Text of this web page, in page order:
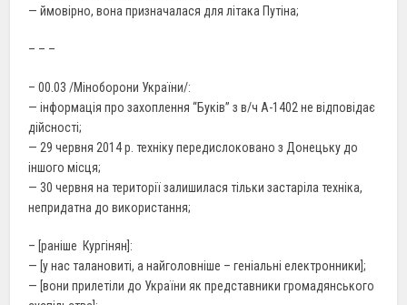
— ймовірно, вона призначалася для літака Путіна;
– – –
– 00.03 /Міноборони України/:
— інформація про захоплення “Буків” з в/ч А-1402 не відповідає
дійсності;
— 29 червня 2014 р. техніку передислоковано з Донецьку до
іншого місця;
— 30 червня на території залишилася тільки застаріла техніка,
непридатна до використання;
– [раніше Кургінян]:
— [у нас талановиті, а найголовніше – геніальні електронники];
— [вони прилетіли до України як представники громадянського